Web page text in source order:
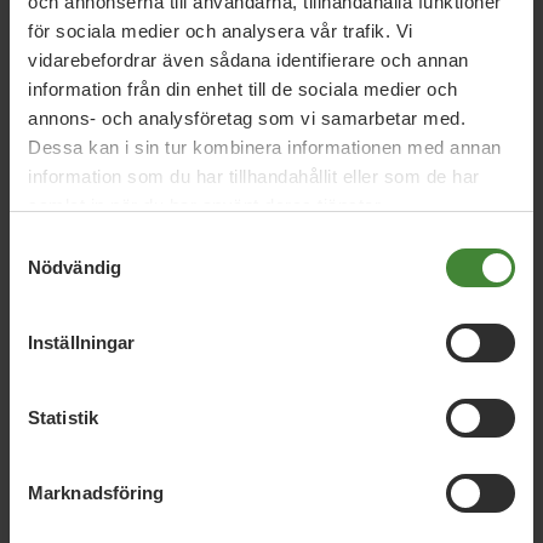
för sociala medier och analysera vår trafik. Vi
vidarebefordrar även sådana identifierare och annan
information från din enhet till de sociala medier och
annons- och analysföretag som vi samarbetar med.
Dessa kan i sin tur kombinera informationen med annan
information som du har tillhandahållit eller som de har
Nödvändig
Inställningar
Statistik
Marknadsföring
träningstider och satsningar på anläggningar. Flickor och
unga kvinnor ska särskilt prioriteras där deltagandet är
lågt.
Hur påverkar detta barn och familjer i vardagen?
Fler barn får tillgång till trygga mötesplatser, aktiviteter
efter skolan, kultur, idrott och vuxna utanför familjen. För
familjer betyder det fler möjligheter oavsett ekonomi eller
framtidstro.
Läs mer:Förening